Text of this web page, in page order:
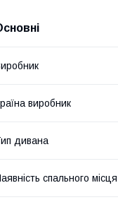
виробник
дивана
спального місця